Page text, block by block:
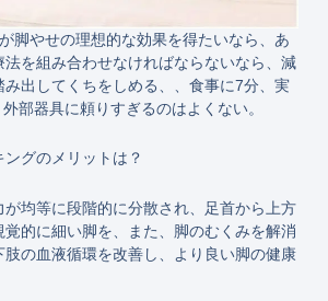
脚やせの理想的な効果を得たいなら、あ
法を組み合わせなければならないなら、減
出してくちをしめる、、食事に7分、実
部器具に頼りすぎるのはよくない。
グのメリットは？
均等に段階的に分散され、足首から上方
覚的に細い脚を、また、脚のむくみを解消
の血液循環を改善し、より良い脚の健康